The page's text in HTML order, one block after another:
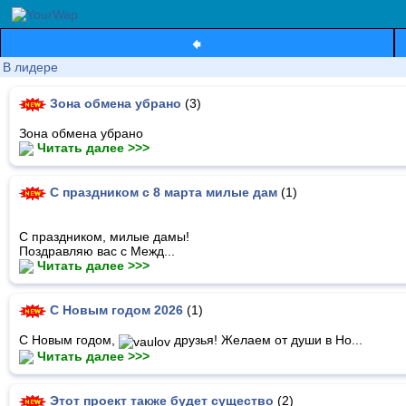
В лидере
Зона обмена убрано (3)
Зона обмена убрано
Читать далее >>>
С праздником с 8 марта милые дам (1)
С праздником, милые дамы!
Поздравляю вас с Межд...
Читать далее >>>
С Новым годом 2026 (1)
С Новым годом,
друзья! Желаем от души в Но...
Читать далее >>>
Этот проект также будет существо (2)